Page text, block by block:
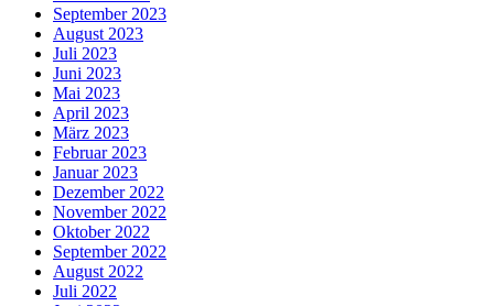
September 2023
August 2023
Juli 2023
Juni 2023
Mai 2023
April 2023
März 2023
Februar 2023
Januar 2023
Dezember 2022
November 2022
Oktober 2022
September 2022
August 2022
Juli 2022